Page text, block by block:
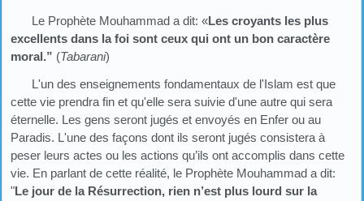
Le Prophète Mouhammad a dit: «Les croyants les plus
excellents dans la foi sont ceux qui ont un bon caractère
moral.” (Tabarani)
L'un des enseignements fondamentaux de l'Islam est que
cette vie prendra fin et qu'elle sera suivie d'une autre qui sera
éternelle. Les gens seront jugés et envoyés en Enfer ou au
Paradis. L'une des façons dont ils seront jugés consistera à
peser leurs actes ou les actions qu’ils ont accomplis dans cette
vie. En parlant de cette réalité, le Prophète Mouhammad a dit:
"Le jour de la Résurrection, rien n’est plus lourd sur la